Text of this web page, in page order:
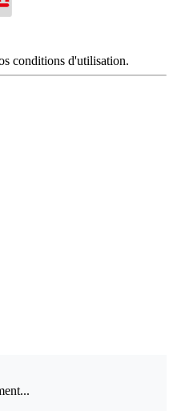
conditions d'utilisation.